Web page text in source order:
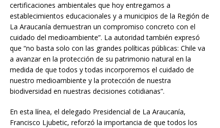
certificaciones ambientales que hoy entregamos a
establecimientos educacionales y a municipios de la Región de
La Araucanía demuestran un compromiso concreto con el
cuidado del medioambiente”. La autoridad también expresó
que “no basta solo con las grandes políticas públicas: Chile va
a avanzar en la protección de su patrimonio natural en la
medida de que todos y todas incorporemos el cuidado de
nuestro medioambiente y la protección de nuestra
biodiversidad en nuestras decisiones cotidianas”.
En esta línea, el delegado Presidencial de La Araucanía,
Francisco Ljubetic, reforzó la importancia de que todos los